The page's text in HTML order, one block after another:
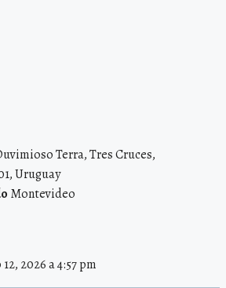
Terra, Tres Cruces,
Uruguay
Montevideo
2026 a 4:57 pm